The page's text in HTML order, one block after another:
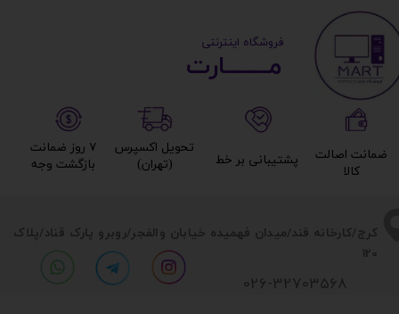
جنس بدنه و شاسی
جنس پنل بالایی
جنس پنل راستی
​​کرج/کارخانه قند/میدان فهمیده خیابان والفجر/روبرو پارک قناد/پلاک
120
026-32703568
مــــــــارت​​​​​​
​ ​فروشگاه اینترنتی
۷ روز ضمانت
بازگشت وجه​​​​​​​
تحویل اکسپرس
(تهران)​​​​​​​
پشتیبانی بر خط​​​​​​​
ضمانت اصالت
کالا​​​​​​​